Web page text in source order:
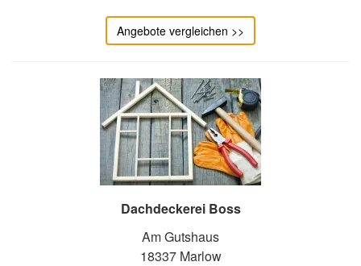
Angebote vergleichen >>
Dachdeckerei Boss
Am Gutshaus
18337 Marlow